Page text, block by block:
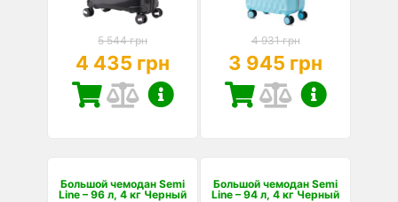
5 544 грн
4 435 грн
4 931 грн
3 945 грн
Большой чемодан Semi
Line – 96 л, 4 кг Черный
Большой чемодан Semi
Line – 94 л, 4 кг Черный